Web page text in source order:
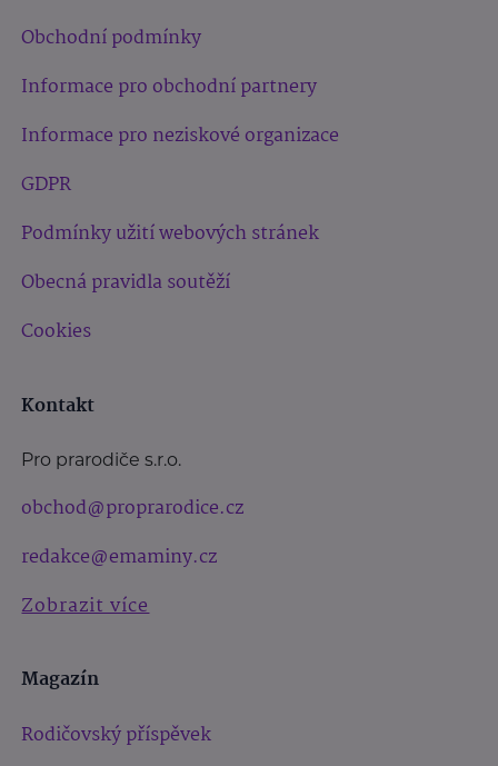
Obchodní podmínky
Informace pro obchodní partnery
Informace pro neziskové organizace
GDPR
Podmínky užití webových stránek
Obecná pravidla soutěží
Cookies
Kontakt
Pro prarodiče s.r.o.
obchod@proprarodice.cz
redakce@emaminy.cz
Zobrazit více
Magazín
Rodičovský příspěvek